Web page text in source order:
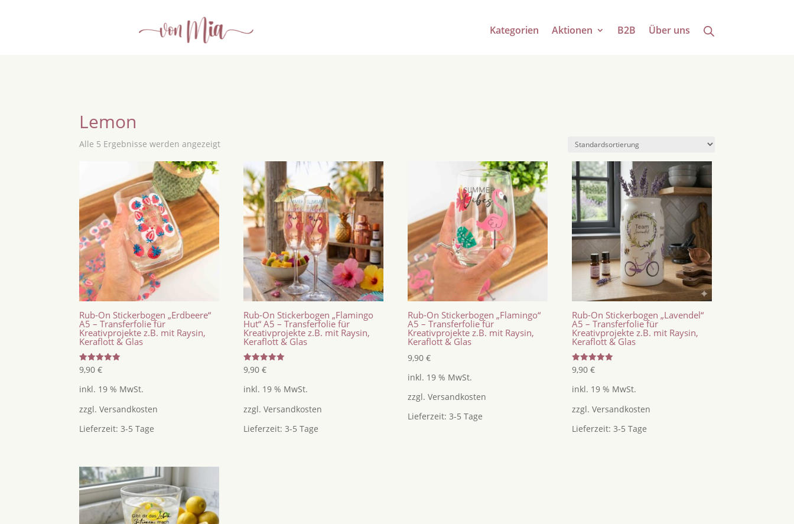
Kategorien Aktionen B2B Über uns
Lemon
Alle 5 Ergebnisse werden angezeigt
Rub-On Stickerbogen „Erdbeere“
A5 – Transferfolie für
Kreativprojekte z.B. mit Raysin,
Keraflott & Glas
Bewertet
mit
von 5
9,90€
inkl. 19 % MwSt.
zzgl.Versandkosten
Lieferzeit:3-5 Tage
Rub-On Stickerbogen „Flamingo
Hut“ A5 – Transferfolie für
Kreativprojekte z.B. mit Raysin,
Keraflott & Glas
Bewertet
mit
von 5
9,90€
inkl. 19 % MwSt.
zzgl.Versandkosten
Lieferzeit:3-5 Tage
Rub-On Stickerbogen „Flamingo“
A5 – Transferfolie für
Kreativprojekte z.B. mit Raysin,
Keraflott & Glas
9,90€
inkl. 19 % MwSt.
zzgl.Versandkosten
Lieferzeit:3-5 Tage
Rub-On Stickerbogen „Lavendel“
A5 – Transferfolie für
Kreativprojekte z.B. mit Raysin,
Keraflott & Glas
Bewertet
mit
von 5
9,90€
inkl. 19 % MwSt.
zzgl.Versandkosten
Lieferzeit:3-5 Tage